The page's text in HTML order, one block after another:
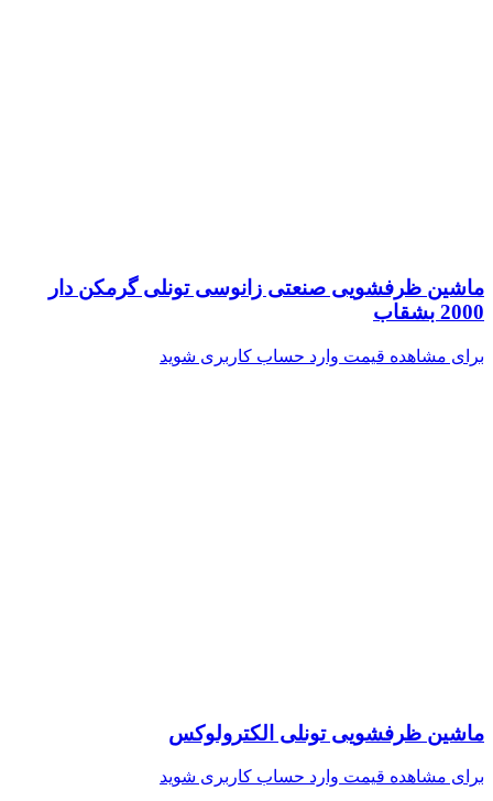
ماشین ظرفشویی صنعتی زانوسی تونلی گرمکن دار
2000 بشقاب
برای مشاهده قیمت وارد حساب کاربری شوید
ماشین ظرفشویی تونلی الکترولوکس
برای مشاهده قیمت وارد حساب کاربری شوید